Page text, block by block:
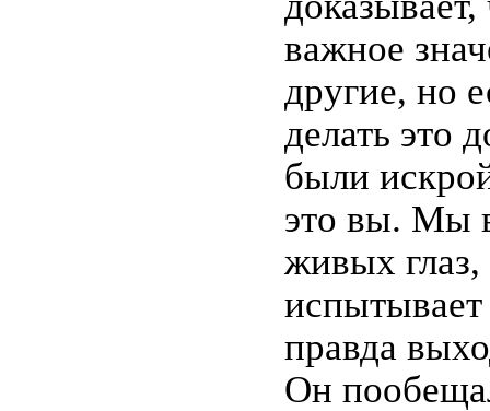
важное
другие, но
делать это
были
это вы. Мы
живых глаз,
испытывает
правда
Он